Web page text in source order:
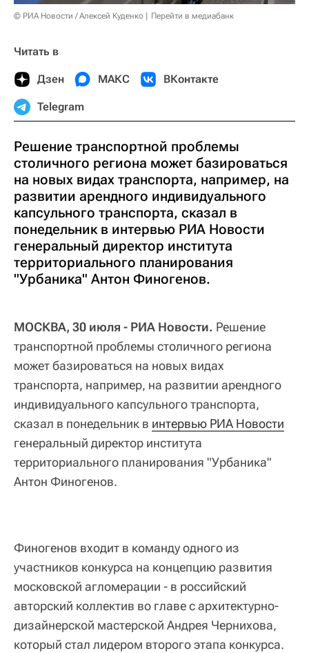
© РИА Новости / Алексей Куденко Перейти в медиабанк
Читать в
Дзен МАКС ВКонтакте
Telegram
Решение транспортной проблемы
столичного региона может базироваться
на новых видах транспорта, например, на
развитии арендного индивидуального
капсульного транспорта, сказал в
понедельник в интервью РИА Новости
генеральный директор института
территориального планирования
"Урбаника" Антон Финогенов.
МОСКВА, 30 июля - РИА Новости. Решение
транспортной проблемы столичного региона
может базироваться на новых видах
транспорта, например, на развитии арендного
индивидуального капсульного транспорта,
сказал в понедельник в интервью РИА Новости
генеральный директор института
территориального планирования "Урбаника"
Антон Финогенов.
Финогенов входит в команду одного из
участников конкурса на концепцию развития
московской агломерации - в российский
авторский коллектив во главе с архитектурно-
дизайнерской мастерской Андрея Чернихова,
который стал лидером второго этапа конкурса.